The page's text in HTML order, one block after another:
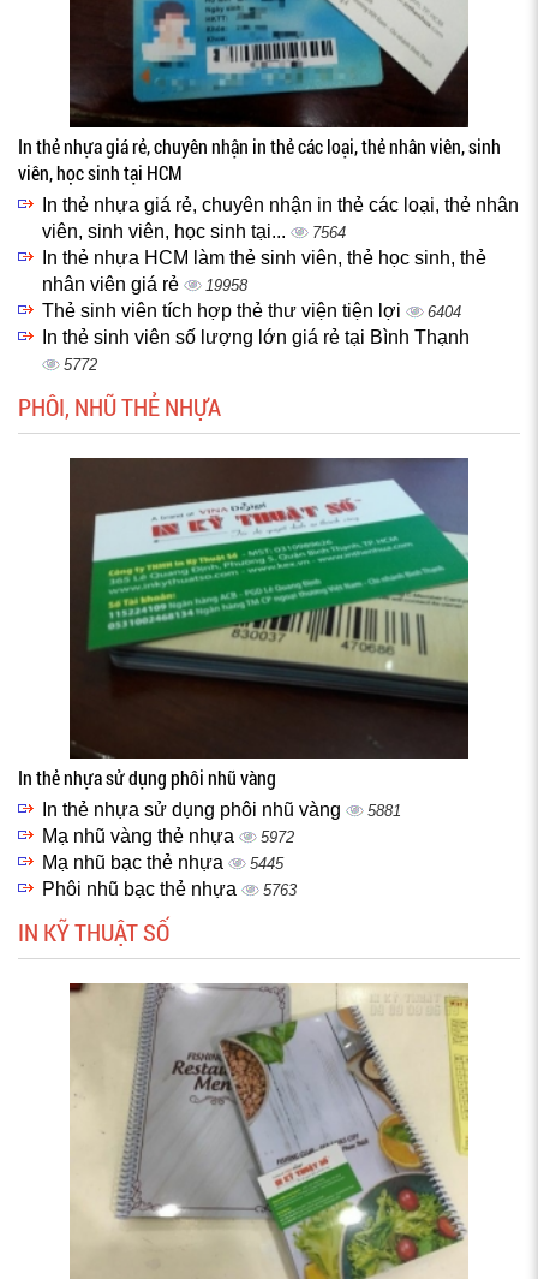
In thẻ nhựa giá rẻ, chuyên nhận in thẻ các loại, thẻ nhân viên, sinh
viên, học sinh tại HCM
In thẻ nhựa giá rẻ, chuyên nhận in thẻ các loại, thẻ nhân
viên, sinh viên, học sinh tại...
7564
In thẻ nhựa HCM làm thẻ sinh viên, thẻ học sinh, thẻ
nhân viên giá rẻ
19958
Thẻ sinh viên tích hợp thẻ thư viện tiện lợi 6404
In thẻ sinh viên số lượng lớn giá rẻ tại Bình Thạnh
5772
PHÔI, NHŨ THẺ NHỰA
In thẻ nhựa sử dụng phôi nhũ vàng
In thẻ nhựa sử dụng phôi nhũ vàng 5881
Mạ nhũ vàng thẻ nhựa 5972
Mạ nhũ bạc thẻ nhựa 5445
Phôi nhũ bạc thẻ nhựa 5763
IN KỸ THUẬT SỐ